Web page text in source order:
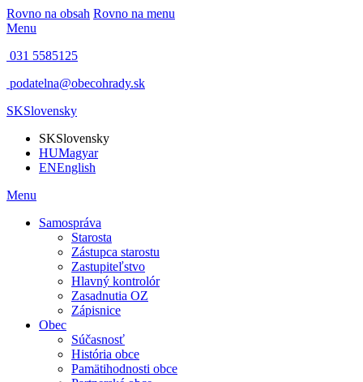
Rovno na obsah Rovno na menu
Menu
031 5585125
podatelna@obecohrady.sk
SKSlovensky
SKSlovensky
HUMagyar
ENEnglish
Menu
Samospráva
Starosta
Zástupca starostu
Zastupiteľstvo
Hlavný kontrolór
Zasadnutia OZ
Zápisnice
Obec
Súčasnosť
História obce
Pamätihodnosti obce